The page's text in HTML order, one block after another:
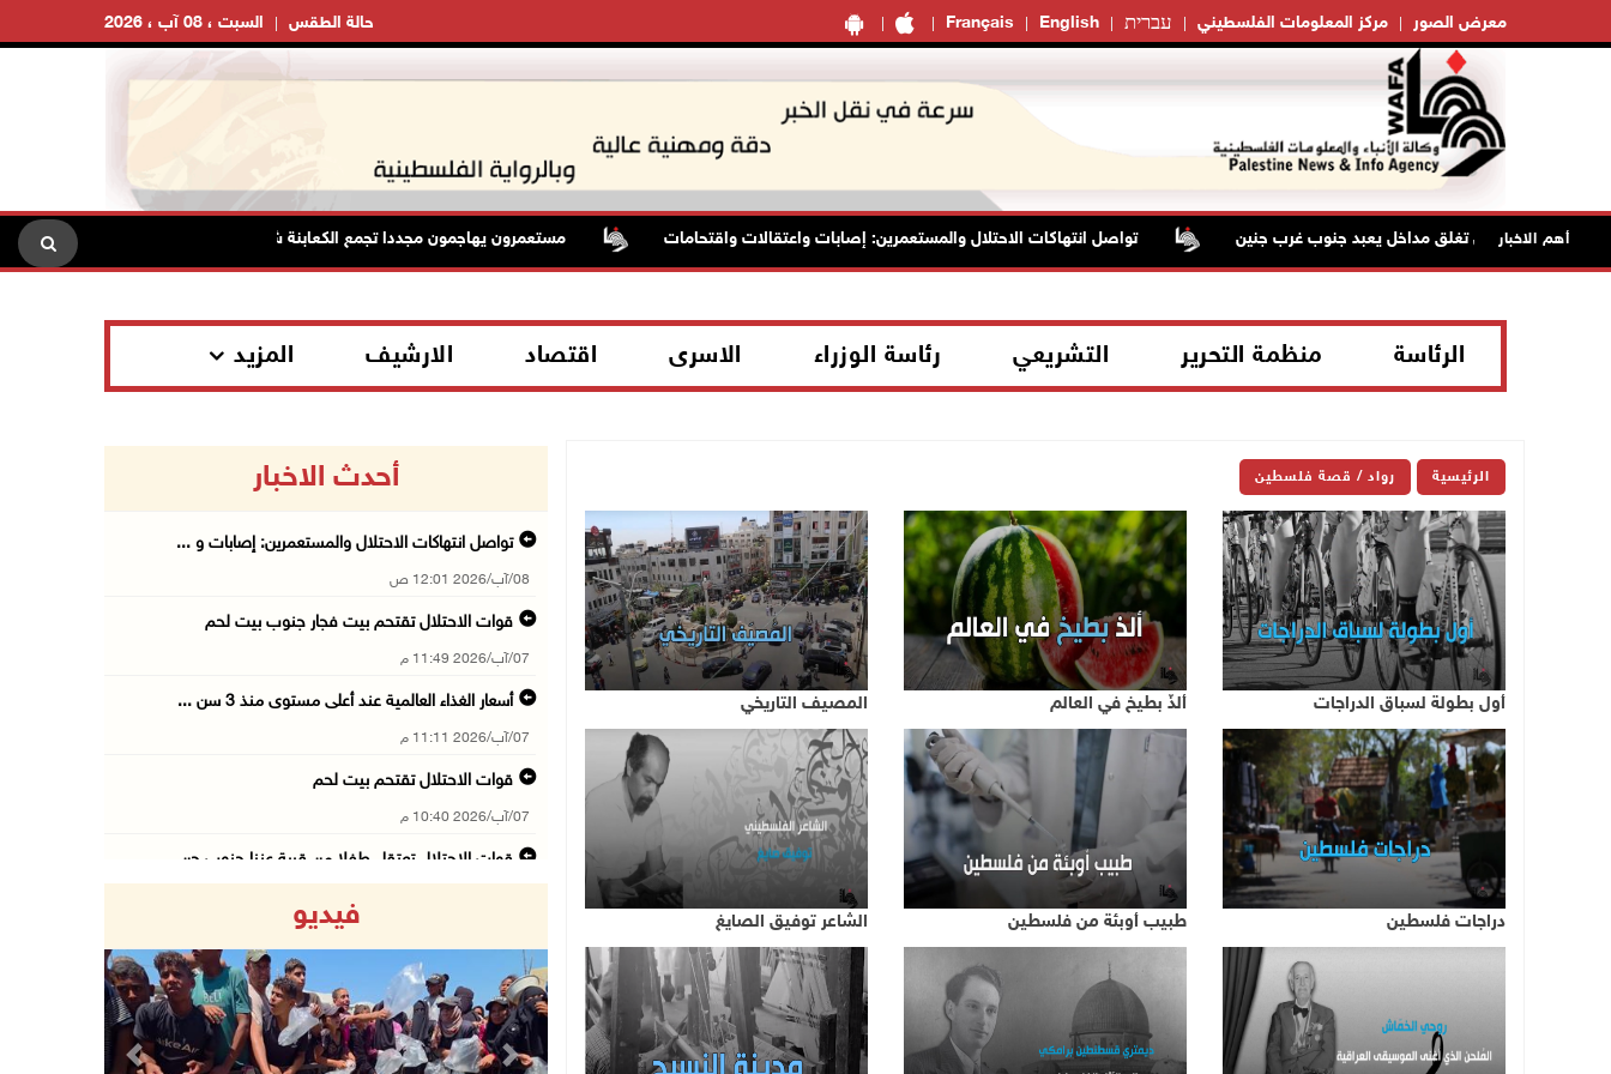
Français English עברית مركز المعلومات الفلسطيني معرض الصور السبت ، 08 آب ، 2026 حالة الطقس
أهم الاخبار
قوات الاحتلال تغلق مداخل يعبد جنوب غرب جنين تواصل انتهاكات الاحتلال والمستعمرين: إصابات واعتقالات واقتحامات مستعمرون يهاجمون مجددا تجمع الكعابنة شرق الطيبة برام الله الرئاسة
الرئاسة منظمة التحرير التشريعي رئاسة الوزراء الاسرى اقتصاد الارشيف المزيد
الرئيسية رواد / قصة فلسطين
أول بطولة لسباق الدراجات ألذّ بطيخ في العالم المصيف التاريخي
دراجات فلسطين طبيب أوبئة من فلسطين الشاعر توفيق الصايغ
أحدث الاخبار
تواصل انتهاكات الاحتلال والمستعمرين: إصابات و ...
08/آب/2026 12:01 ص
قوات الاحتلال تقتحم بيت فجار جنوب بيت لحم
07/آب/2026 11:49 م
أسعار الغذاء العالمية عند أعلى مستوى منذ 3 سن ...
07/آب/2026 11:11 م
قوات الاحتلال تقتحم بيت لحم
07/آب/2026 10:40 م
قوات الاحتلال تعتقل طفلا من قرية عنزا جنوب جن ...
07/آب/2026 10:15 م
الاحتلال يعيق تنقل المواطنين ويقتحم بلدات شرق ...
07/آب/2026 08:52 م
فيديو
Previous Next